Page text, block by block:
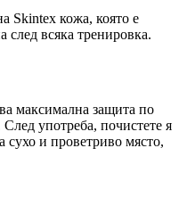
Skintex кожа, която е
след всяка тренировка.
максимална защита по
употреба, почистете я
сухо и проветриво място,